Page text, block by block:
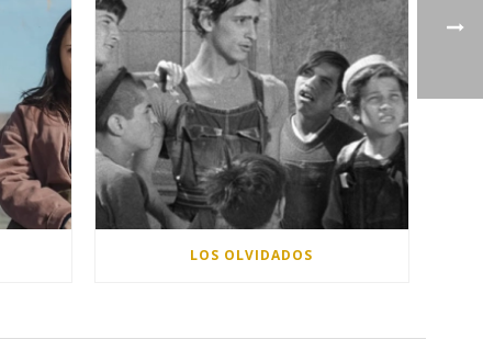
LOS OLVIDADOS